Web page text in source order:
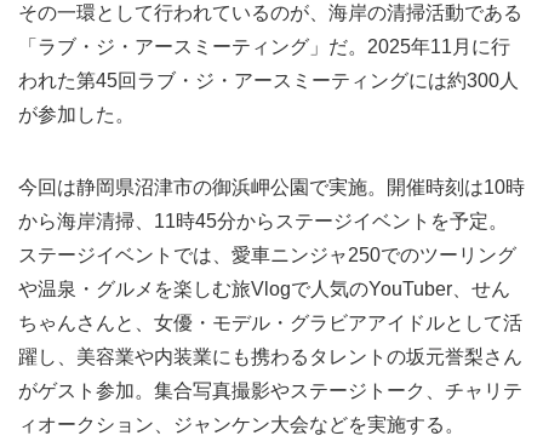
その一環として行われているのが、海岸の清掃活動である
「ラブ・ジ・アースミーティング」だ。2025年11月に行
われた第45回ラブ・ジ・アースミーティングには約300人
が参加した。
今回は静岡県沼津市の御浜岬公園で実施。開催時刻は10時
から海岸清掃、11時45分からステージイベントを予定。
ステージイベントでは、愛車ニンジャ250でのツーリング
や温泉・グルメを楽しむ旅Vlogで人気のYouTuber、せん
ちゃんさんと、女優・モデル・グラビアアイドルとして活
躍し、美容業や内装業にも携わるタレントの坂元誉梨さん
がゲスト参加。集合写真撮影やステージトーク、チャリテ
ィオークション、ジャンケン大会などを実施する。